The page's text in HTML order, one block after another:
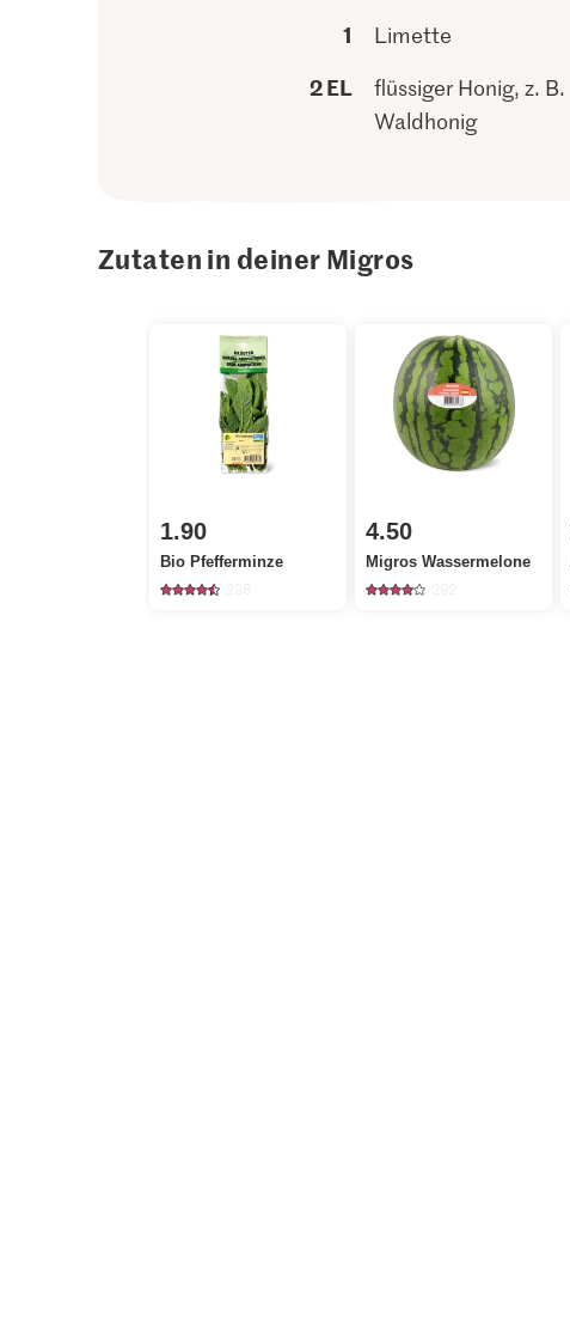
1 Limette
2 EL
flüssiger Honig, z. B.
Waldhonig
Zutaten in deiner Migros
1.90
Bio Pfefferminze
4.50
Migros Wassermelone